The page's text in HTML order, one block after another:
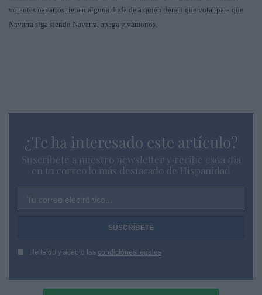
votantes navarros tienen alguna duda de a quién tienen que votar para que
Navarra siga siendo Navarra, apaga y vámonos.
¿Te ha interesado este artículo?
Suscríbete a nuestro newsletter y recibe cada dia
en tu correo lo más destacado de Hispanidad
Tu correo electrónico...
He leído y acepto las condiciones legales